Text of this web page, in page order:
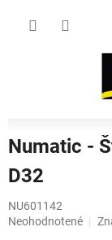
Numatic -
D32
NU601142
Priemerné
Neohodnotené